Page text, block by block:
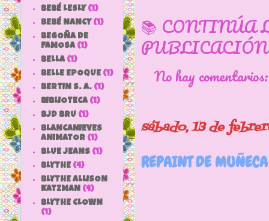
📚 CONTINÚA
No hay
sábado, 13 de
REPAINT DE
BEBÉ LESLY (1)
BEBÉ NANCY (1)
BEGOÑA DE
FAMOSA (1)
BELLA (1)
BELLE EPOQUE (1)
BERTIN S. A. (1)
BIBLIOTECA (1)
BJD BRU (1)
BLANCANIEVES
ANIMATOR (1)
BLUE JEANS (1)
BLYTHE (4)
BLYTHE ALLISON
KATZMAN (4)
BLYTHE CLOWN
(1)